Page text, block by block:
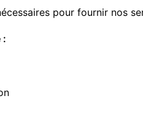
pour fournir nos
: